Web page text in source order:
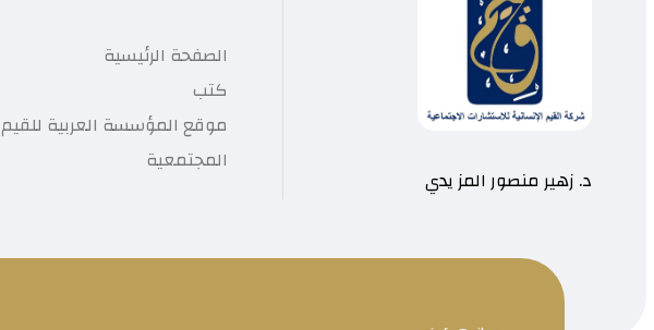
د. زهير منصور المز يدي
الصفحة الرئيسية
كتب
موقع المؤسسة العربية للقيم
المجتمعية